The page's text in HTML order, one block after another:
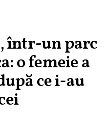
într-un parc
o femeie a
ce i-au